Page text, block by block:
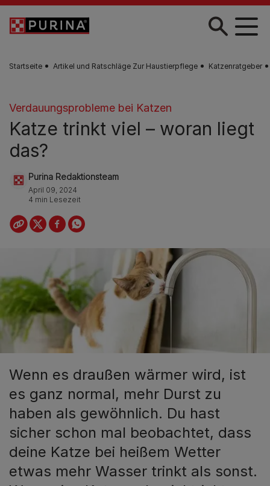
Skip to main content
Startseite Artikel und Ratschläge Zur Haustierpflege Katzenratgeber
Verdauungsprobleme bei Katzen
Katze trinkt viel – woran liegt
das?
Purina Redaktionsteam
April 09, 2024
4 min Lesezeit
Wenn es draußen wärmer wird, ist
es ganz normal, mehr Durst zu
haben als gewöhnlich. Du hast
sicher schon mal beobachtet, dass
deine Katze bei heißem Wetter
etwas mehr Wasser trinkt als sonst.